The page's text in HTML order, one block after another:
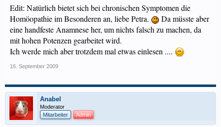
Edit: Natürlich bietet sich bei chronischen Symptomen die
Homöopathie im Besonderen an, liebe Petra.
Da müsste aber
eine handfeste Anamnese her, um nichts falsch zu machen, da
mit hohen Potenzen gearbeitet wird.
Ich werde mich aber trotzdem mal etwas einlesen ....
16. September 2009
Anabel
Moderator
Mitarbeiter
Admin